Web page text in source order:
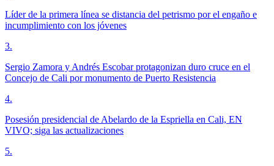
Líder de la primera línea se distancia del petrismo por el engaño e
incumplimiento con los jóvenes
3.
Sergio Zamora y Andrés Escobar protagonizan duro cruce en el
Concejo de Cali por monumento de Puerto Resistencia
4.
Posesión presidencial de Abelardo de la Espriella en Cali, EN
VIVO; siga las actualizaciones
5.